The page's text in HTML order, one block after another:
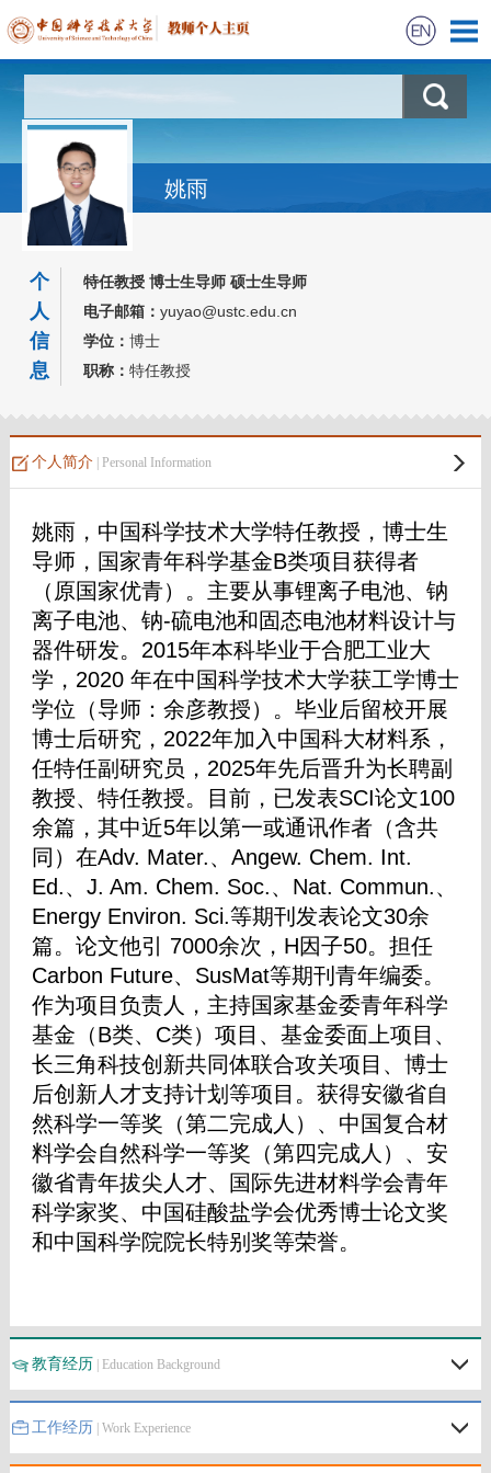
科学研究
教学信息
获奖信息
招生信息
姚雨
个
人
信
息
特任教授 博士生导师 硕士生导师
电子邮箱： yuyao@ustc.edu.cn
学位： 博士
职称： 特任教授
个人简介| Personal Information
教育经历 | Education Background
工作经历 | Work Experience